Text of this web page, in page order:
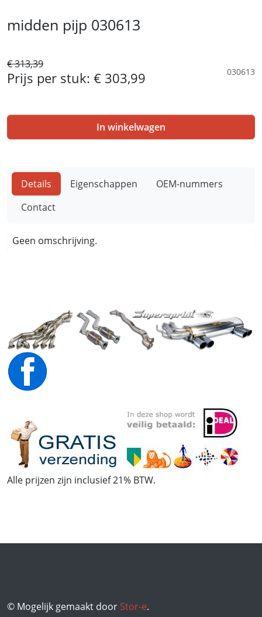
midden pijp 030613
€ 313,39
Prijs per stuk: € 303,99 030613
In winkelwagen
Details Eigenschappen
OEM-nummers
Contact
Geen omschrijving.
Alle prijzen zijn inclusief 21% BTW.
© Mogelijk gemaakt door Stor-e.